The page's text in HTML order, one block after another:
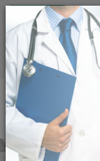
FRANÇAIS
Centre de Check-up Bilan
Santé